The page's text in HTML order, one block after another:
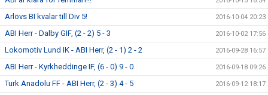
Arlövs BI kvalar till Div 5! 2016-10-04 20:23
ABI Herr - Dalby GIF, (2 - 2) 5 - 3 2016-10-02 17:56
Lokomotiv Lund IK - ABI Herr, (2 - 1) 2 - 2 2016-09-28 16:57
ABI Herr - Kyrkheddinge IF, (6 - 0) 9 - 0 2016-09-18 09:26
Turk Anadolu FF - ABI Herr, (2 - 3) 4 - 5 2016-09-12 18:17